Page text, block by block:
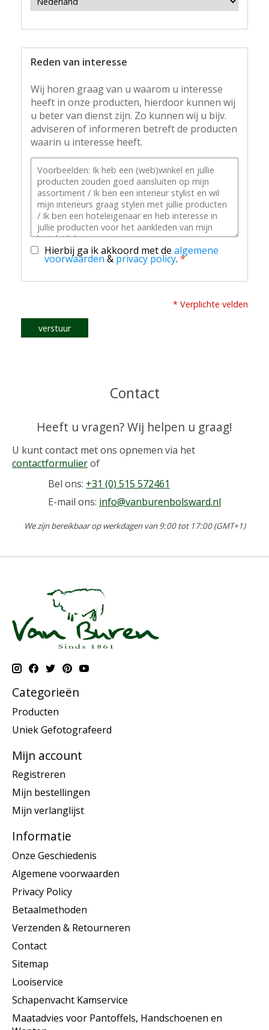
Reden van interesse
Wij horen graag van u waarom u interesse
heeft in onze producten, hierdoor kunnen wij
u beter van dienst zijn. Zo kunnen wij u bijv.
adviseren of informeren betreft de producten
waarin u interesse heeft.
Hierbij ga ik akkoord met de algemene
voorwaarden & privacy policy. *
* Verplichte velden
verstuur
Contact
Heeft u vragen? Wij helpen u graag!
U kunt contact met ons opnemen via het
contactformulierof
Bel ons: +31 (0) 515 572461
E-mail ons: info@vanburenbolsward.nl
We zijn bereikbaar op werkdagen van 9:00 tot 17:00 (GMT+1)
Categorieën
Producten
Uniek Gefotografeerd
Mijn account
Registreren
Mijn bestellingen
Mijn verlanglijst
Informatie
Onze Geschiedenis
Algemene voorwaarden
Privacy Policy
Betaalmethoden
Verzenden & Retourneren
Contact
Sitemap
Looiservice
Schapenvacht Kamservice
Maatadvies voor Pantoffels, Handschoenen en